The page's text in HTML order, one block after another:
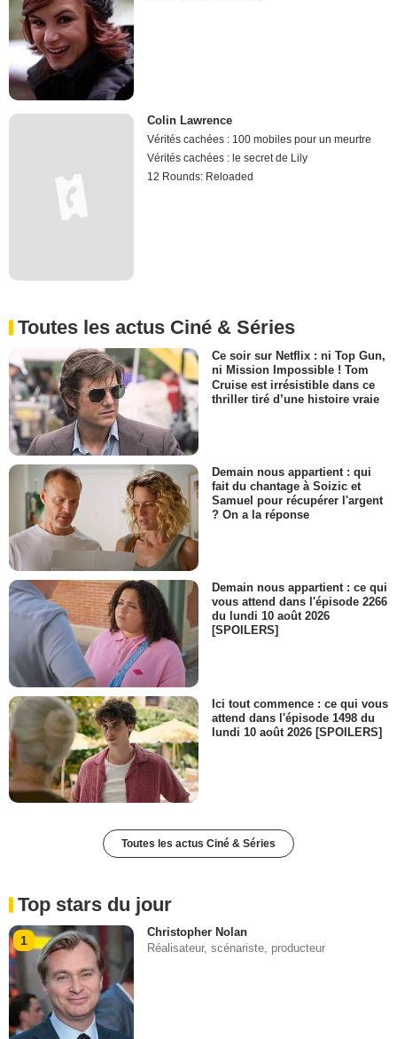
Colin Lawrence
Vérités cachées : 100 mobiles pour un meurtre
Vérités cachées : le secret de Lily
12 Rounds: Reloaded
Toutes les actus Ciné & Séries
Ce soir sur Netflix : ni Top Gun,
ni Mission Impossible ! Tom
Cruise est irrésistible dans ce
thriller tiré d’une histoire vraie
Demain nous appartient : qui
fait du chantage à Soizic et
Samuel pour récupérer l'argent
? On a la réponse
Demain nous appartient : ce qui
vous attend dans l'épisode 2266
du lundi 10 août 2026
[SPOILERS]
Ici tout commence : ce qui vous
attend dans l'épisode 1498 du
lundi 10 août 2026 [SPOILERS]
Toutes les actus Ciné & Séries
Top stars du jour
1
Christopher Nolan
Réalisateur, scénariste, producteur